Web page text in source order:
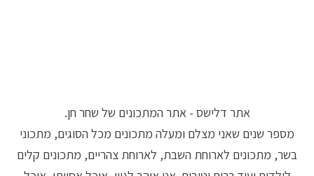
אתר דלישס - אתר המתכונים של שחר חן.
מספר שנים שאני מצלם ומעלה מתכונים מכל הסוגים, מתכוני
בשר, מתכונים לארוחת השבת, לארוחת צהריים, מתכונים קלים